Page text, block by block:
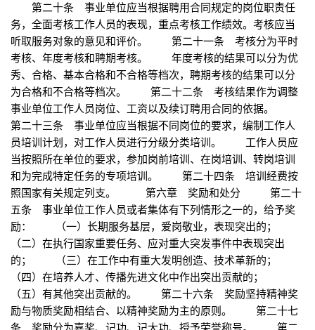
第二十条 事业单位应当根据聘用合同规定的岗位职责任
务，全面考核工作人员的表现，重点考核工作绩效。考核应当
听取服务对象的意见和评价。 第二十一条 考核分为平时
考核、年度考核和聘期考核。 年度考核的结果可以分为优
秀、合格、基本合格和不合格等档次，聘期考核的结果可以分
为合格和不合格等档次。 第二十二条 考核结果作为调整
事业单位工作人员岗位、工资以及续订聘用合同的依据。
第二十三条 事业单位应当根据不同岗位的要求，编制工作人
员培训计划，对工作人员进行分级分类培训。 工作人员应
当按照所在单位的要求，参加岗前培训、在岗培训、转岗培训
和为完成特定任务的专项培训。 第二十四条 培训经费按
照国家有关规定列支。 第六章 奖励和处分 第二十
五条 事业单位工作人员或者集体有下列情形之一的，给予奖
励： （一）长期服务基层，爱岗敬业，表现突出的；
（二）在执行国家重要任务、应对重大突发事件中表现突出
的； （三）在工作中有重大发明创造、技术革新的；
（四）在培养人才、传播先进文化中作出突出贡献的；
（五）有其他突出贡献的。 第二十六条 奖励坚持精神奖
励与物质奖励相结合、以精神奖励为主的原则。 第二十七
条 奖励分为嘉奖、记功、记大功、授予荣誉称号。 第二